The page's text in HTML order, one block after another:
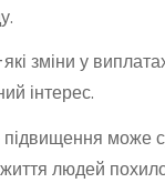
зміни у
інтерес.
підвищення може
людей